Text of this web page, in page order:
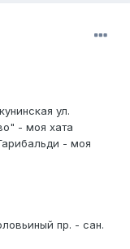
ул.
- моя хата
- моя
пр. - сан.